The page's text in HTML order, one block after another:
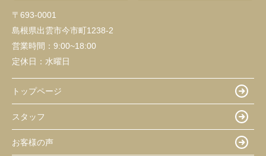
〒693-0001
島根県出雲市今市町1238-2
営業時間： 9:00~18:00
定休日： 水曜日
トップページ
スタッフ
お客様の声